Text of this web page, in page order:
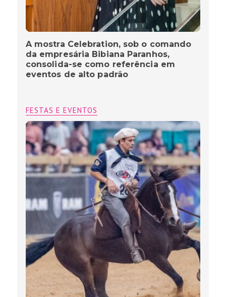
A mostra Celebration, sob o comando
da empresária Bibiana Paranhos,
consolida-se como referência em
eventos de alto padrão
FESTAS E EVENTOS